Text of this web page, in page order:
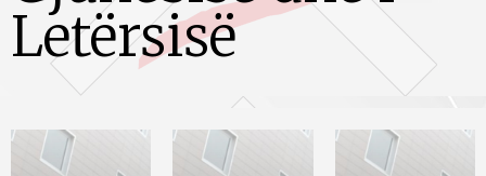
Letërsisë